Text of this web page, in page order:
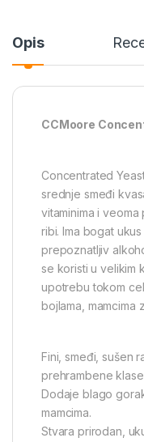
Opis
CCMoore
Concentrated
srednje smeđi
vitaminima i
ribi. Ima bogat
prepoznatljiv
se koristi u velikim
upotrebu tokom
bojlama, mamcima
Fini, smeđi, sušen
prehrambene
Dodaje blago
mamcima.
Stvara prirodan,